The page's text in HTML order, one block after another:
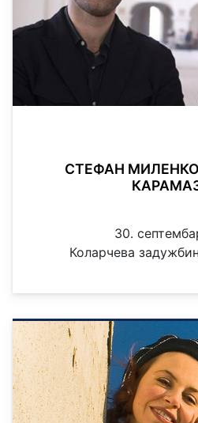
СТЕФАН
30.
Коларчева